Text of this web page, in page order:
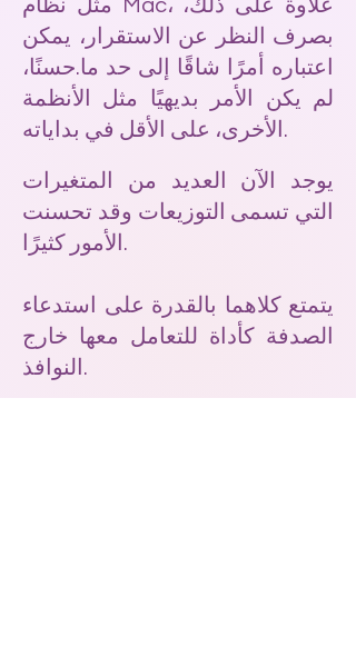
مثل نظام Mac، علاوة على ذلك،
بصرف النظر عن الاستقرار، يمكن
اعتباره أمرًا شاقًا إلى حد ما.حسنًا،
لم يكن الأمر بديهيًا مثل الأنظمة
الأخرى، على الأقل في بداياته.
يوجد الآن العديد من المتغيرات
التي تسمى التوزيعات وقد تحسنت
الأمور كثيرًا.
يتمتع كلاهما بالقدرة على استدعاء
الصدفة كأداة للتعامل معها خارج
النوافذ.